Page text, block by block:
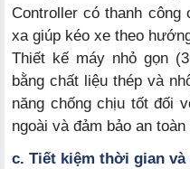
Controller có thanh
xa giúp kéo xe theo
Thiết kế máy nhỏ gọn
bằng chất liệu thép và
năng chống chịu tốt đối
ngoài và đảm bảo an
c. Tiết kiệm thời gian